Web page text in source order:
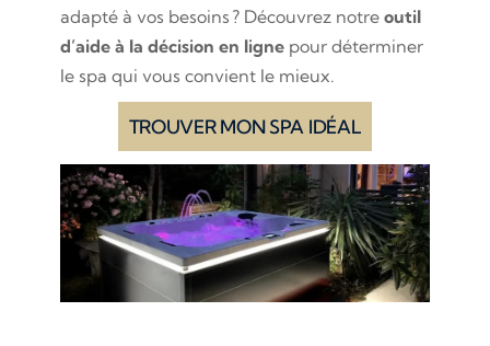
adapté à vos besoins ? Découvrez notre outil
d’aide à la décision en lignepour déterminer
le spa qui vous convient le mieux.
TROUVER MON SPA IDÉAL